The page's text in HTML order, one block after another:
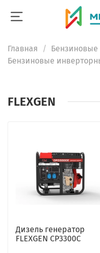
Главная Бензиновые
Бензиновые
FLEXGEN
Дизель генератор
FLEXGEN CP3300C